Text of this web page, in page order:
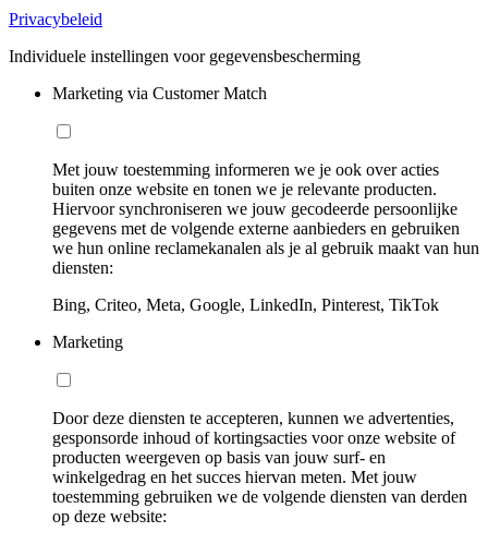
Privacybeleid
Individuele instellingen voor gegevensbescherming
Marketing via Customer Match
Met jouw toestemming informeren we je ook over acties
buiten onze website en tonen we je relevante producten.
Hiervoor synchroniseren we jouw gecodeerde persoonlijke
gegevens met de volgende externe aanbieders en gebruiken
we hun online reclamekanalen als je al gebruik maakt van hun
diensten:
Bing, Criteo, Meta, Google, LinkedIn, Pinterest, TikTok
Marketing
Door deze diensten te accepteren, kunnen we advertenties,
gesponsorde inhoud of kortingsacties voor onze website of
producten weergeven op basis van jouw surf- en
winkelgedrag en het succes hiervan meten. Met jouw
toestemming gebruiken we de volgende diensten van derden
op deze website: